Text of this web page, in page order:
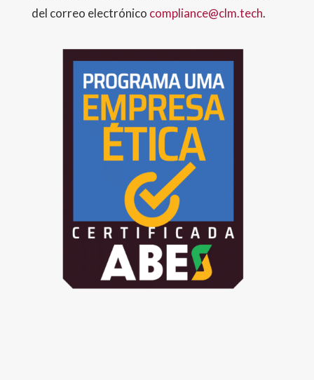
del correo electrónico compliance@clm.tech.